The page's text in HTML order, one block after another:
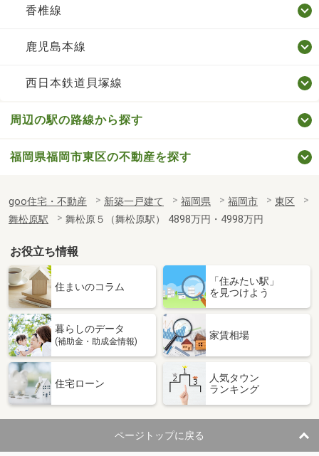
香椎線
鹿児島本線
西日本鉄道貝塚線
周辺の駅の路線から探す
福岡県福岡市東区の不動産を探す
goo住宅・不動産 新築一戸建て 福岡県 福岡市
東区
舞松原駅
舞松原５（舞松原駅） 4898万円・4998万円
お役立ち情報
住まいのコラム
「住みたい駅」
を見つけよう
暮らしのデータ
(補助金・助成金情報)
家賃相場
住宅ローン
人気タウン
ランキング
ページトップに戻る